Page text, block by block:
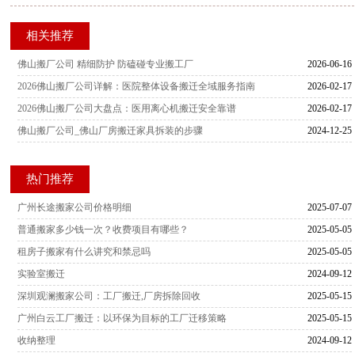
相关推荐
2026-06-16
佛山搬厂公司 精细防护 防磕碰专业搬工厂
2026-02-17
2026佛山搬厂公司详解：医院整体设备搬迁全域服务指南
2026-02-17
2026佛山搬厂公司大盘点：医用离心机搬迁安全靠谱
2024-12-25
佛山搬厂公司_佛山厂房搬迁家具拆装的步骤
热门推荐
2025-07-07
广州长途搬家公司价格明细
2025-05-05
普通搬家多少钱一次？收费项目有哪些？
2025-05-05
租房子搬家有什么讲究和禁忌吗
2024-09-12
实验室搬迁
2025-05-15
深圳观澜搬家公司：工厂搬迁,厂房拆除回收
2025-05-15
广州白云工厂搬迁：以环保为目标的工厂迁移策略
2024-09-12
收纳整理